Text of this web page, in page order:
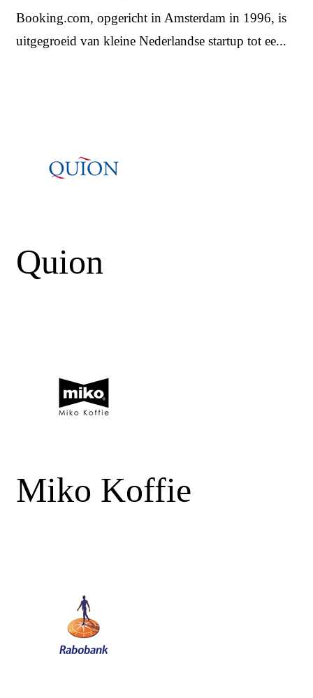
Booking.com, opgericht in Amsterdam in 1996, is
uitgegroeid van kleine Nederlandse startup tot ee...
Quion
Miko Koffie